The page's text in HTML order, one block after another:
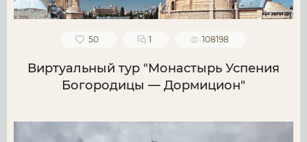
50 1 108198
Виртуальный тур "Монастырь Успения
Богородицы — Дормицион"